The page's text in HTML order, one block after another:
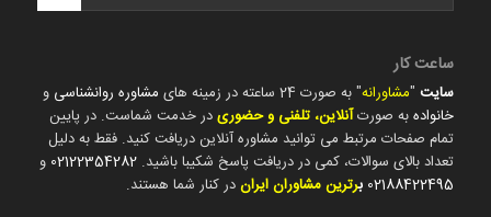
ساعت کار
سایت"مشاورانه" به صورت 24 ساعته در زمینه های مشاوره روانشناسی و
خانوادهبه صورتآنلاین، تلفنی و حضوریدر خدمت شماست. در پایین
تمام صفحات مرتبط می توانید مشاوره آنلاین دریافت کنید. فقط به دلیل
تعداد بالای سوالات، کمی در دریافت پاسخ شکیبا باشید. 02122354282 و
02188422495 برترین مشاوران ایراندر کنار شما هستند.